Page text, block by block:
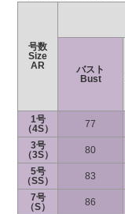
号数
Size
AR
バスト
Bust
1号
（4S）
77
3号
（3S）
80
5号
（SS）
83
7号
（S）
86